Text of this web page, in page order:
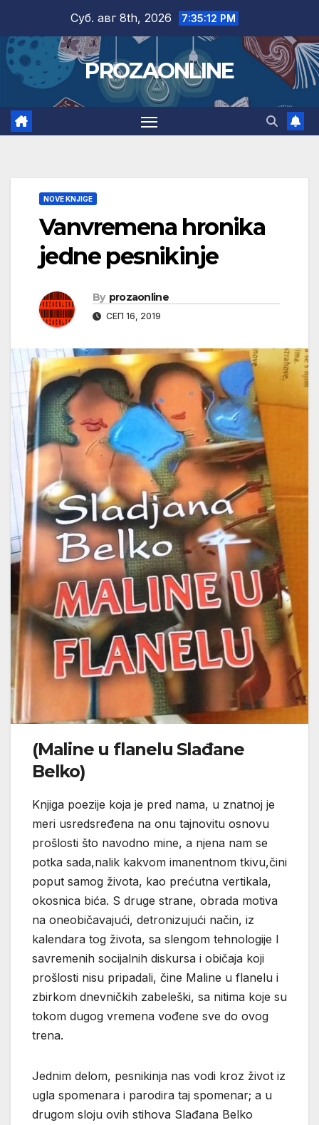
content
Суб. авг 8th, 2026 7:35:13 PM
PROZAONLINE
NOVE KNJIGE
Vanvremena hronika
jedne pesnikinje
By prozaonline
СЕП 16, 2019
(Maline u flanelu Slađane
Belko)
Knjiga poezije koja je pred nama, u znatnoj je
meri usredsređena na onu tajnovitu osnovu
prošlosti što navodno mine, a njena nam se
potka sada,nalik kakvom imanentnom tkivu,čini
poput samog života, kao prećutna vertikala,
okosnica bića. S druge strane, obrada motiva
na oneobičavajući, detronizujući način, iz
kalendara tog života, sa slengom tehnologije I
savremenih socijalnih diskursa i običaja koji
prošlosti nisu pripadali, čine Maline u flanelu i
zbirkom dnevničkih zabeleški, sa nitima koje su
tokom dugog vremena vođene sve do ovog
trena.
Jednim delom, pesnikinja nas vodi kroz život iz
ugla spomenara i parodira taj spomenar; a u
drugom sloju ovih stihova Slađana Belko